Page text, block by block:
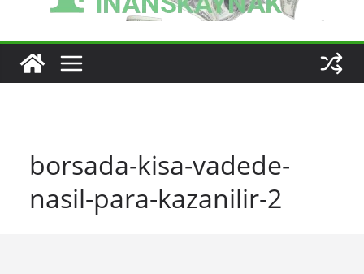
borsada-kisa-vadede-
nasil-para-kazanilir-2